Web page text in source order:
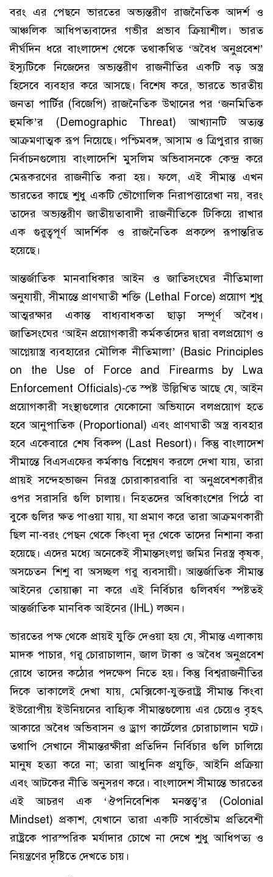
বরং এর পেছনে ভারতের অভ্যন্তরীণ রাজনৈতিক আদর্শ ও
আঞ্চলিক আধিপত্যবাদের গভীর প্রভাব ক্রিয়াশীল। ভারত
দীর্ঘদিন ধরে বাংলাদেশ থেকে তথাকথিত ‘অবৈধ অনুপ্রবেশ’
ইস্যুটিকে নিজেদের অভ্যন্তরীণ রাজনীতির একটি বড় অস্ত্র
হিসেবে ব্যবহার করে আসছে। বিশেষ করে, ভারতে ভারতীয়
জনতা পার্টির (বিজেপি) রাজনৈতিক উত্থানের পর ‘জনমিতিক
হুমকি’র (Demographic Threat) আখ্যানটি অত্যন্ত
আক্রমণাত্মক রূপ নিয়েছে। পশ্চিমবঙ্গ, আসাম ও ত্রিপুরার রাজ্য
নির্বাচনগুলোয় বাংলাদেশি মুসলিম অভিবাসনকে কেন্দ্র করে
মেরূকরণের রাজনীতি করা হয়। ফলে, এই সীমান্ত এখন
ভারতের কাছে শুধু একটি ভৌগোলিক নিরাপত্তারেখা নয়, বরং
তাদের অভ্যন্তরীণ জাতীয়তাবাদী রাজনীতিকে টিকিয়ে রাখার
এক গুরুত্বপূর্ণ আদর্শিক ও রাজনৈতিক প্রকল্পে রূপান্তরিত
হয়েছে।
আন্তর্জাতিক মানবাধিকার আইন ও জাতিসংঘের নীতিমালা
অনুযায়ী, সীমান্তে প্রাণঘাতী শক্তি (Lethal Force) প্রয়োগ শুধু
আত্মরক্ষার একান্ত বাধ্যবাধকতা ছাড়া সম্পূর্ণ অবৈধ।
জাতিসংঘের ‘আইন প্রয়োগকারী কর্মকর্তাদের দ্বারা বলপ্রয়োগ ও
আগ্নেয়াস্ত্র ব্যবহারের মৌলিক নীতিমালা’ (Basic Principles
on the Use of Force and Firearms by Lwa
Enforcement Officials)-তে স্পষ্ট উল্লিখিত আছে যে, আইন
প্রয়োগকারী সংস্থাগুলোর যেকোনো অভিযানে বলপ্রয়োগ হতে
হবে আনুপাতিক (Proportional) এবং প্রাণঘাতী অস্ত্র ব্যবহার
হবে একেবারে শেষ বিকল্প (Last Resort)। কিন্তু বাংলাদেশ
সীমান্তে বিএসএফের কর্মকাণ্ড বিশ্লেষণ করলে দেখা যায়, তারা
প্রায়ই সন্দেহভাজন নিরস্ত্র চোরাকারবারি বা অনুপ্রবেশকারীর
ওপর সরাসরি গুলি চালায়। নিহতদের অধিকাংশের পিঠে বা
বুকে গুলির ক্ষত পাওয়া যায়, যা প্রমাণ করে তারা আক্রমণকারী
ছিল না-বরং পেছন থেকে কিংবা দূর থেকে তাদের নিশানা করা
হয়েছে। এদের মধ্যে অনেকেই সীমান্তসংলগ্ন জমির নিরস্ত্র কৃষক,
অসচেতন শিশু বা অসচ্ছল গরু ব্যবসায়ী। আন্তর্জাতিক সীমান্ত
আইনের তোয়াক্কা না করে এই নির্বিচার গুলিবর্ষণ স্পষ্টতই
আন্তর্জাতিক মানবিক আইনের (IHL) লঙ্ঘন।
ভারতের পক্ষ থেকে প্রায়ই যুক্তি দেওয়া হয় যে, সীমান্ত এলাকায়
মাদক পাচার, গরু চোরাচালান, জাল টাকা ও অবৈধ অনুপ্রবেশ
রোধে তাদের কঠোর পদক্ষেপ নিতে হয়। কিন্তু বিশ্বরাজনীতির
দিকে তাকালেই দেখা যায়, মেক্সিকো-যুক্তরাষ্ট্র সীমান্ত কিংবা
ইউরোপীয় ইউনিয়নের বাহ্যিক সীমান্তগুলোয় এর চেয়েও বৃহৎ
আকারে অবৈধ অভিবাসন ও ড্রাগ কার্টেলের চোরাচালান ঘটে।
তথাপি সেখানে সীমান্তরক্ষীরা প্রতিদিন নির্বিচার গুলি চালিয়ে
মানুষ হত্যা করে না; তারা আধুনিক প্রযুক্তি, আইনি প্রক্রিয়া
এবং আটকের নীতি অনুসরণ করে। বাংলাদেশ সীমান্তে ভারতের
এই আচরণ এক ‘ঔপনিবেশিক মনস্তত্ত্ব’র (Colonial
Mindset) প্রকাশ, যেখানে তারা একটি সার্বভৌম প্রতিবেশী
রাষ্ট্রকে পারস্পরিক মর্যাদার চোখে না দেখে শুধু আধিপত্য ও
নিয়ন্ত্রণের দৃষ্টিতে দেখতে চায়।